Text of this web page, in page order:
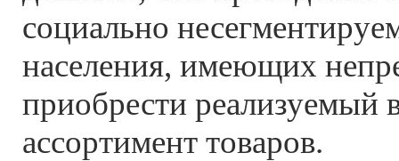
социально
населения, имеющих
приобрести реализуемый
ассортимент товаров.